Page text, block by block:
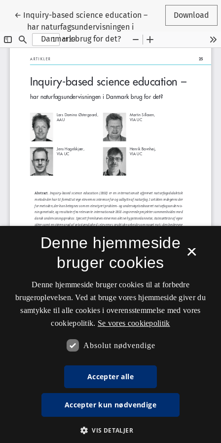
← Tilbage til artikeldetaljer
Inquiry-based science education –
har naturfagsundervisningen i
Danmark brug for det?
Download
×
Denne hjemmeside
bruger cookies
Denne hjemmeside bruger cookies til at forbedre
brugeroplevelsen. Ved at bruge vores hjemmeside giver du
samtykke til alle cookies i overensstemmelse med vores
cookiepolitik. Se vores cookiepolitik
Absolut nødvendige
Accepter alle
Accepter kun nødvendige
VIS DETALJER